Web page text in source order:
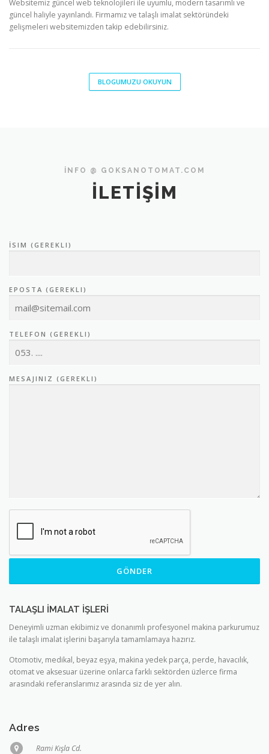
Websitemiz güncel web teknolojileri ile uyumlu, modern tasarımlı ve
güncel haliyle yayınlandı. Firmamız ve talaşlı imalat sektöründeki
gelişmeleri websitemizden takip edebilirsiniz.
BLOGUMUZU OKUYUN
INFO @ GOKSANOTOMAT.COM
İLETIŞIM
İSIM (GEREKLI)
EPOSTA (GEREKLI)
TELEFON (GEREKLI)
MESAJINIZ (GEREKLI)
TALAŞLI İMALAT İŞLERİ
Deneyimli uzman ekibimiz ve donanımlı profesyonel makina parkurumuz
ile talaşlı imalat işlerini başarıyla tamamlamaya hazırız.
Otomotiv, medikal, beyaz eşya, makina yedek parça, perde, havacılık,
otomat ve aksesuar üzerine onlarca farklı sektörden üzlerce firma
arasındaki referanslarımız arasında siz de yer alın.
Adres
Rami Kışla Cd.